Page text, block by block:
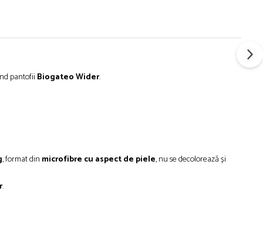
pantofii Biogateo Wider.
, format din microfibre cu aspect de piele, nu se decolorează și
.